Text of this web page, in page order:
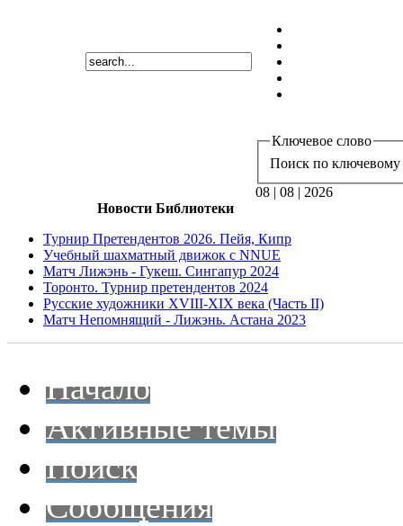
Ключевое слово
Поиск по ключевому
08 | 08 | 2026
Новости Библиотеки
Турнир Претендентов 2026. Пейя, Кипр
Учебный шахматный движок с NNUE
Матч Лижэнь - Гукеш. Сингапур 2024
Торонто. Турнир претендентов 2024
Русские художники XVIII-XIX века (Часть II)
Матч Непомнящий - Лижэнь. Астана 2023
Начало
Активные темы
Поиск
Сообщения